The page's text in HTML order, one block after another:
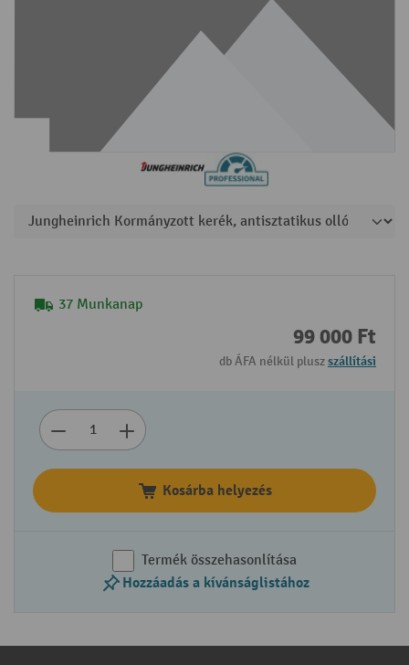
37 Munkanap
99 000 Ft
db ÁFA nélkül pluszszállítási
Kosárba helyezés
Termék összehasonlítása
Hozzáadás a kívánságlistához